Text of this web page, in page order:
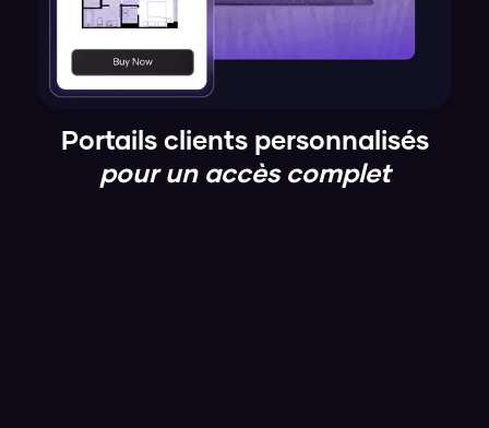
Portails clients personnalisés
pour un accès complet